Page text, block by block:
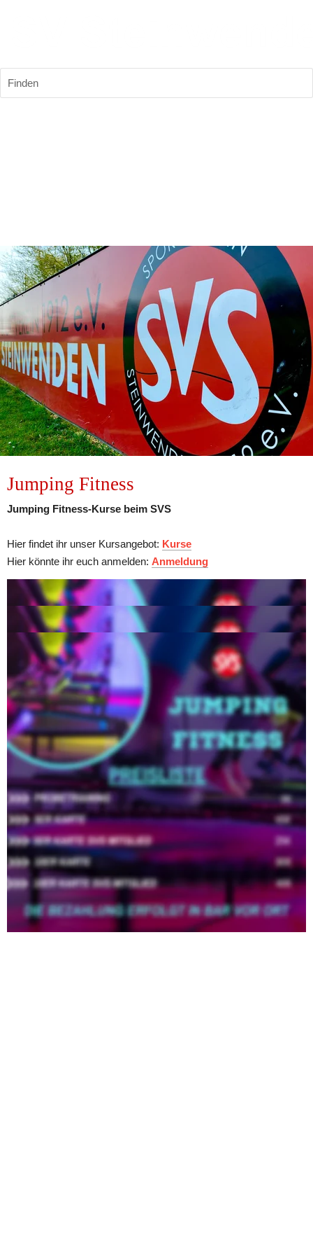
Finden
Jumping Fitness
Jumping Fitness-Kurse beim SVS
Hier findet ihr unser Kursangebot: Kurse
Hier könnte ihr euch anmelden: Anmeldung